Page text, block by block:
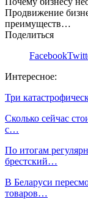
Продвижение
преимуществ…
Поделиться
Facebook
Интересное:
Три
Сколько сейчас
с…
По итогам
брестский…
В Беларуси
товаров…